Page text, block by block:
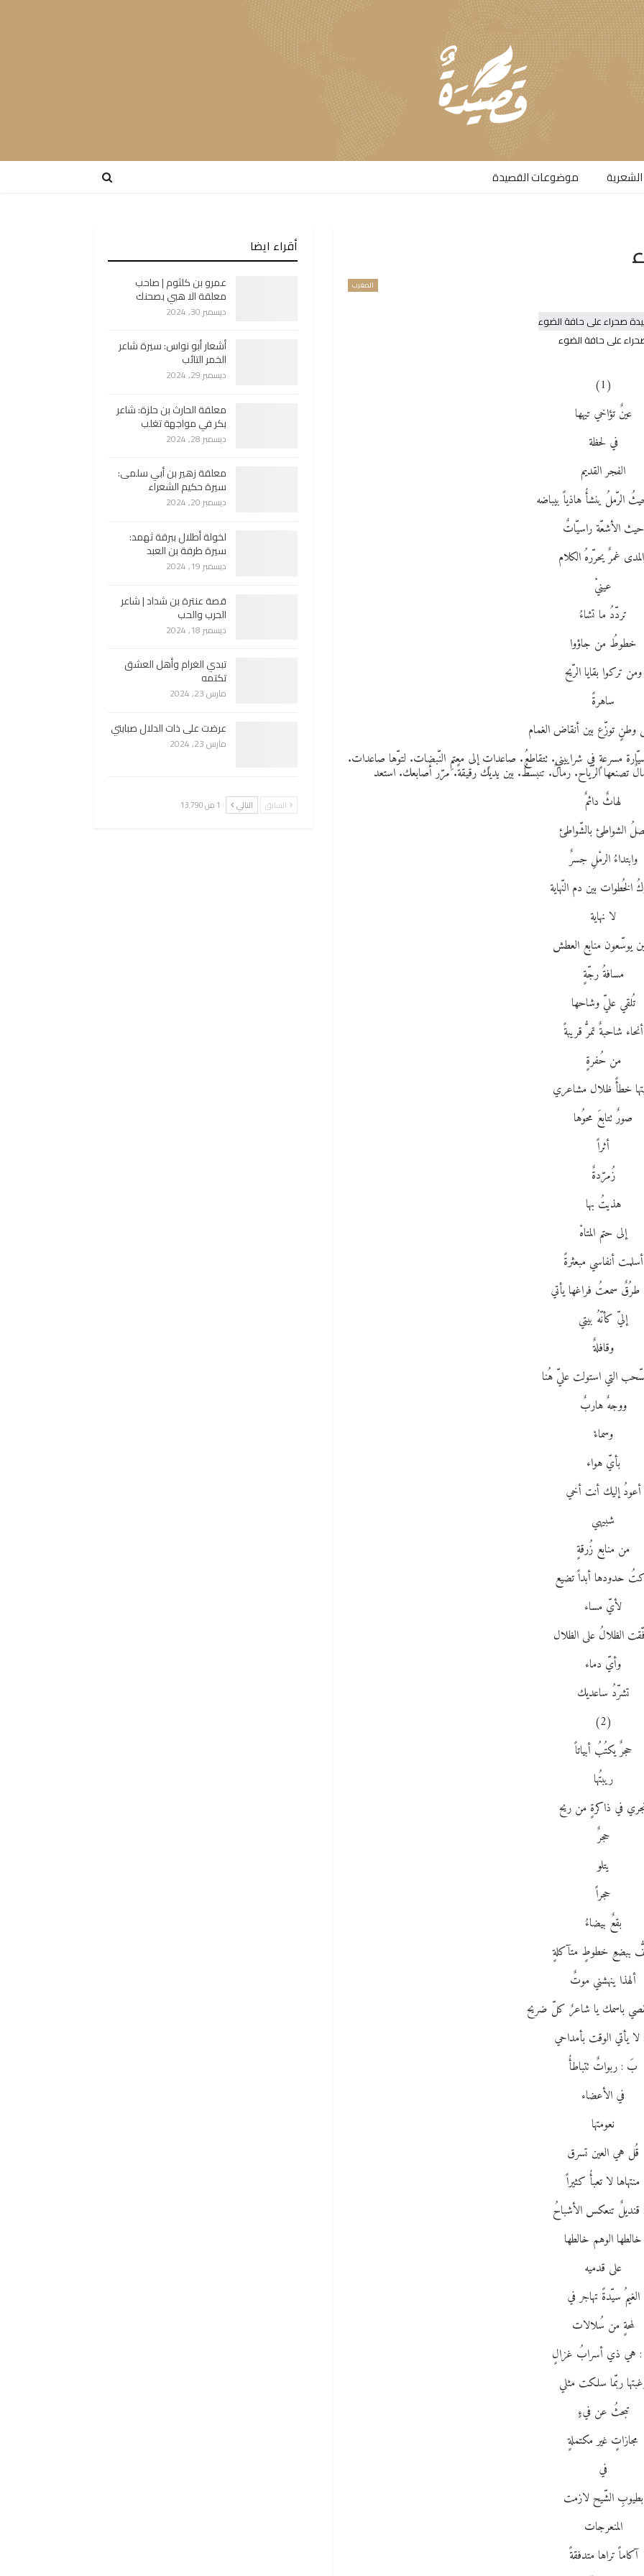
موضوعات القصيدة​
المغرب
على حافة الضوء
(1)
عينٌ تؤاخي تيهها
في لحظة
الفجر القديم
الرّملُ ينشأُ هاذياً بيباضه
حيث الأشعّة راسيّاتٌ
غمرٌ يحرّرهُ الكلام
عينيْ
تردّدُ ما تشاءُ
خطوطُ من جاؤوا
ومن تركوا بقايا الرّيح
ساهرةً
وطنٍ توزّع بين أنقاض الغمام
مسرعةٍ في شراييني. تتقاطعُ. صاعداتٍ إلى معتمِ النّبضات. لتوّها صاعدات.
تصنعها الرّياح. رمالٌ. تنبسطُ. بين يديك رقيقةً. مرّر أصابعك. استعد
لهاثٌ دائمٌ
الشواطئ بالشّواطئ
وابتداءُ الرمْلِ جسرٌ
الخُطوات بين دم النّهاية
لا نهاية
يوسّعون منابع العطش
مسافةُ رجّةٍ
تُلقي عليّ وشاحها
أنحاء شاحبةٌ تمرُّ قريبةً
من حُفرةٍ
خطأً ظلال مشاعري
صورٌ تتابعَ محوُها
أثراً
زُمرّدةٌ
هذيتُ بها
إلى حتم المتاهْ
أسلمت أنفاسي مبعثرةً
طرُقٌ سمعتُ فراغها يأتي
إليّ كأنّهُ بيتي
وقافلةٌ
التي استولت عليّ هُنا
ووجهٌ هاربٌ
وسماءْ
بأيّ هواء
أعودُ إليك أنت أخي
شبيهي
من منابع زُرقةٍ
حدودها أبداً تضيع
لأيّ مساء
الظلالُ على الظلال
وأيّ دماء
تشرّدُ ساعديك
(2)
حجرٌ يكتُبُ أبياتاً
ريبتُها
في ذاكرةٍ من ريح
حجرٌ
يتلو
حجراً
بقعٌ بيضاءُ
ببضعِ خطوطٍ متآكلةٍ
ألهذا ينهشني موتٌ
باسمك يا شاعرٌ كلّ ضريح
يأتي الوقت بأمداحي
بَ : ربواتٌ تتباطأُ
في الأعضاء
نعومتها
قُل هي العين تسرق
منتهاها لا تعبأُ كثيراً
تنعكس الأشباحُ
خالطها الوهم خالطها
على قدميه
الغيمُ سيّدةً تهاجر في
لمحةٍ من سُلالات
هي ذي أسرابُ غزالٍ
ربّما سلكت مثلي
تبحثُ عن فيءٍ
مجازاتٍ غير مكتملةٍ
في
بطيوبِ الشّيح لازمت
المنعرجات
آكاماً تراها متدفقةً
أقراء ايضا
عمرو بن كلثوم | صاحب
معلقة الا هبي بصحنك
ديسمبر 30, 2024
أشعار أبو نواس: سيرة شاعر
الخمر التائب
ديسمبر 29, 2024
معلقة الحارث بن حلزة: شاعر
بكر في مواجهة تغلب
ديسمبر 28, 2024
معلقة زهير بن أبي سلمى:
سيرة حكيم الشعراء
ديسمبر 20, 2024
لخولة أطلال ببرقة ثهمد:
سيرة طرفة بن العبد
ديسمبر 19, 2024
قصة عنترة بن شداد | شاعر
الحرب والحب
ديسمبر 18, 2024
تبدي الغرام وأهل العشق
تكتمه
مارس 23, 2024
عرضت على ذات الدلال صبابتي
مارس 23, 2024
السابق التالي 1 من 13٬790